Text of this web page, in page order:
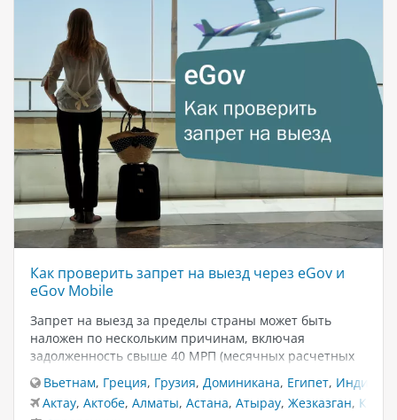
Как проверить запрет на выезд через eGov и
eGov Mobile
Запрет на выезд за пределы страны может быть
наложен по нескольким причинам, включая
задолженность свыше 40 МРП (месячных расчетных
месяцев. Чтобы избежать неудобств при пересечении
границы, важно своевременно проверять наличие
Вьетнам, Греция, Грузия, Доминикана, Египет, Индия
Актау, Актобе, Алматы, Астана, Атырау, Жезказган,